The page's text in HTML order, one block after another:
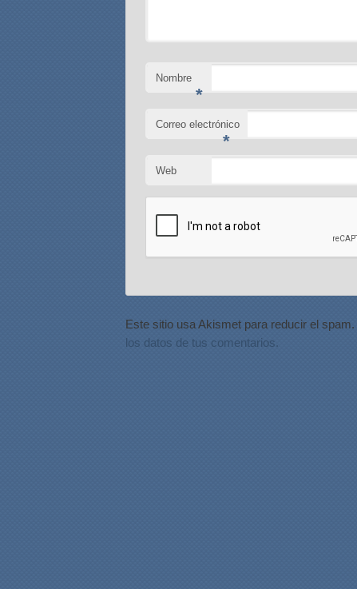
Nombre
*
Correo electrónico
*
Web
Este sitio usa Akismet para reducir el spam.
los datos de tus comentarios.